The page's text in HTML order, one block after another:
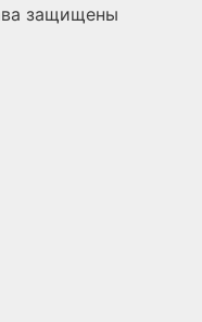
защищены